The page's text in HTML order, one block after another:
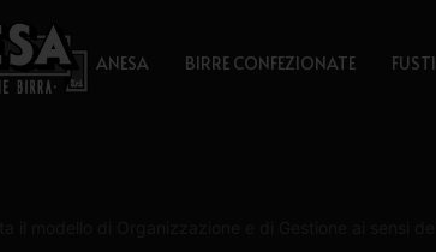
ANESA BIRRE CONFEZIONATE FUSTI